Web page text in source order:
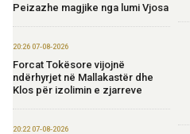
Peizazhe magjike nga lumi Vjosa
20:26 07-08-2026
Forcat Tokësore vijojnë
ndërhyrjet në Mallakastër dhe
Klos për izolimin e zjarreve
20:22 07-08-2026